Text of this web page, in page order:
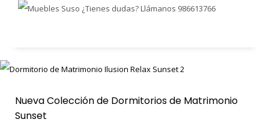
Nueva Colección de Dormitorios de Matrimonio
Sunset